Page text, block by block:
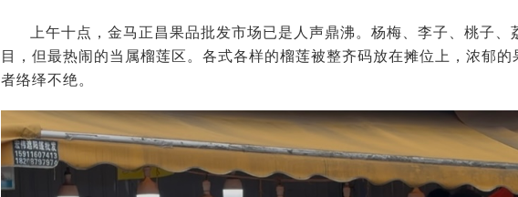
上午十点，金马正昌果品批发市场已是人声鼎沸。杨梅、李子、桃子
目，但最热闹的当属榴莲区。各式各样的榴莲被整齐码放在摊位上，浓郁
者络绎不绝。